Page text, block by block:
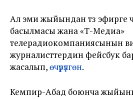
Ал эми жыйындан түз эфирге
басылмасы жана «Т-Медиа»
телерадиокомпаниясынын
журналисттердин фейсбук
жасалып,өчүрүлгөн.
Кемпир-Абад боюнча